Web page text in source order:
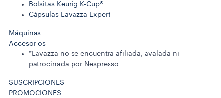
Bolsitas Keurig K-Cup®
Cápsulas Lavazza Expert
Máquinas
Accesorios
*Lavazza no se encuentra afiliada, avalada ni
patrocinada por Nespresso
SUSCRIPCIONES
PROMOCIONES